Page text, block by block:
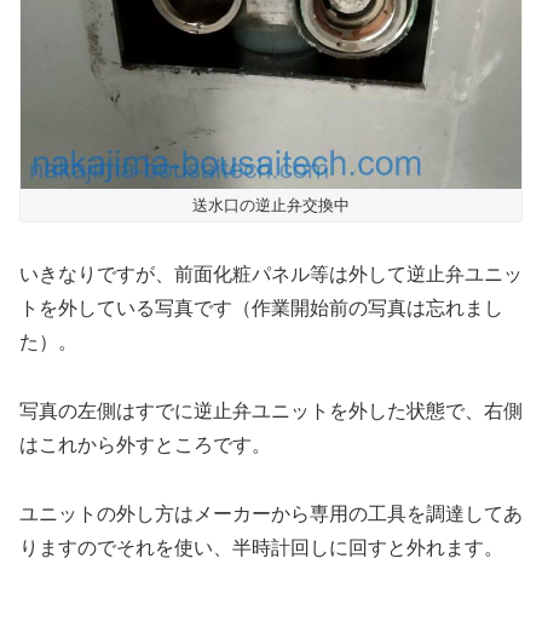
送水口の逆止弁交換中
いきなりですが、前面化粧パネル等は外して逆止弁ユニッ
トを外している写真です（作業開始前の写真は忘れまし
た）。
写真の左側はすでに逆止弁ユニットを外した状態で、右側
はこれから外すところです。
ユニットの外し方はメーカーから専用の工具を調達してあ
りますのでそれを使い、半時計回しに回すと外れます。